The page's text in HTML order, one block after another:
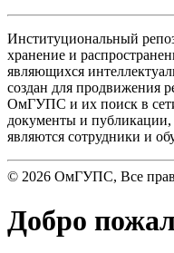
Институциональный
хранение и
являющихся
создан для продвижения
ОмГУПС и их поиск в
документы и публикации,
являются сотрудники и
© 2026 ОмГУПС, Все
Добро